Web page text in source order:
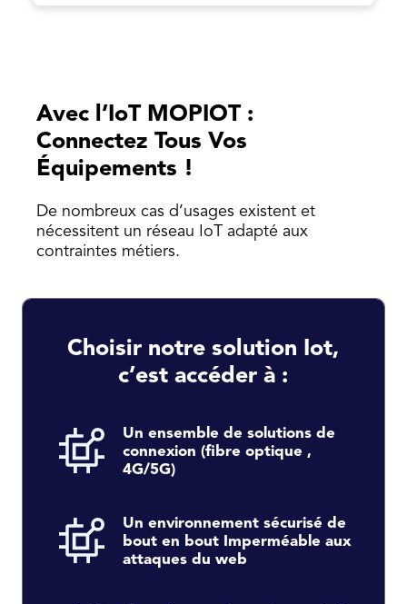
Avec l’IoT MOPIOT :
Connectez Tous Vos
Équipements !
De nombreux cas d’usages existent et
nécessitent un réseau IoT adapté aux
contraintes métiers.
Choisir notre solution Iot,
c’est accéder à :
Un ensemble de solutions de
connexion (fibre optique ,
4G/5G)
Un environnement sécurisé de
bout en bout Imperméable aux
attaques du web